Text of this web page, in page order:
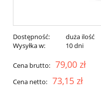
Dostępność:
duża ilość
Wysyłka w:
10 dni
Cena brutto: 79,00 zł
Cena netto: 73,15 zł